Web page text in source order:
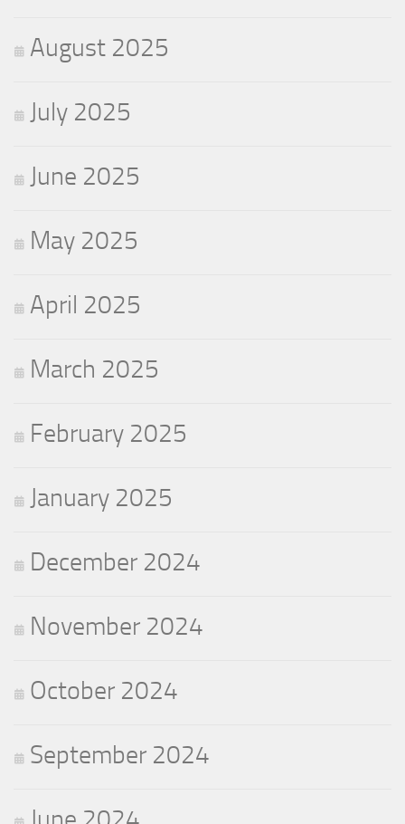
August 2025
July 2025
June 2025
May 2025
April 2025
March 2025
February 2025
January 2025
December 2024
November 2024
October 2024
September 2024